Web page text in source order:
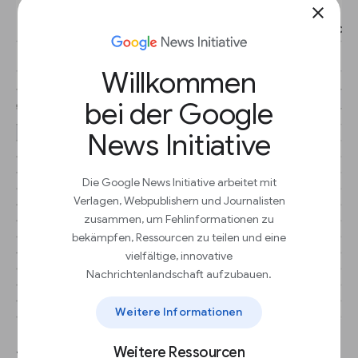
close
Willkommen
bei der Google
News Initiative
Die Google News Initiative arbeitet mit
Verlagen, Webpublishern und Journalisten
zusammen, um Fehlinformationen zu
bekämpfen, Ressourcen zu teilen und eine
vielfältige, innovative
Nachrichtenlandschaft aufzubauen.
Weitere Informationen
Weitere Ressourcen